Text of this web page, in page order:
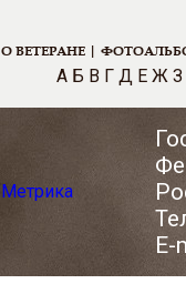
О ВЕТЕРАНЕ |
А Б В Г Д Е Ж З
E-